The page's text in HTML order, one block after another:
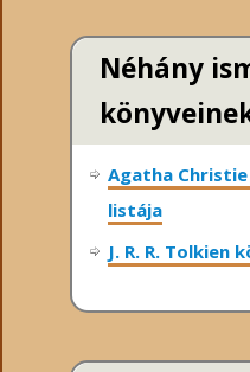
Néhány
Agatha
listája
J. R. R. Tolkien